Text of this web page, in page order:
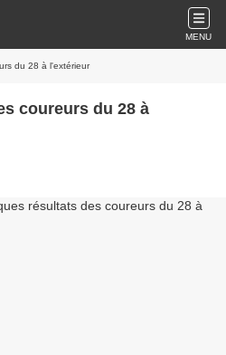
MENU
du 28 à l'extérieur
coureurs du 28 à